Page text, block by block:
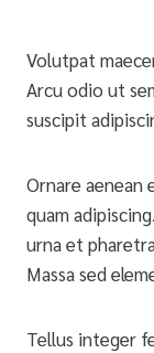
Volutpat
Arcu odio ut
suscipit
Ornare aenean
quam
urna et
Massa sed
Tellus integer